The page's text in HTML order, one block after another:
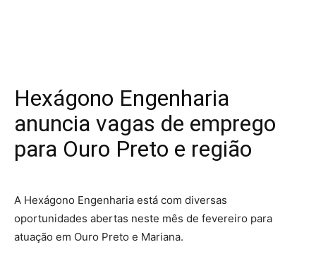
Hexágono Engenharia
anuncia vagas de emprego
para Ouro Preto e região
A Hexágono Engenharia está com diversas
oportunidades abertas neste mês de fevereiro para
atuação em Ouro Preto e Mariana.